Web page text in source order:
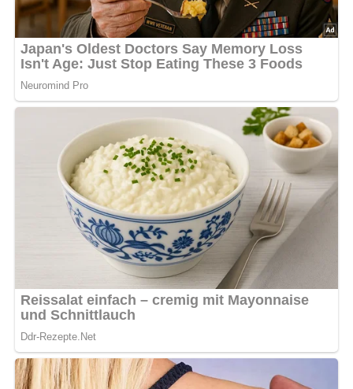
Mahlzeiten. Die Kombination aus warmen
Pellkartoffeln
und den kühlen, würzigenQuarkmischungenist einfach
unschlagbar und macht dieses Gericht zu einem
vielseitigen Klassiker, den du immer wieder neu entdecken
kannst.